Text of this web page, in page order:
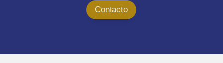
Contacto